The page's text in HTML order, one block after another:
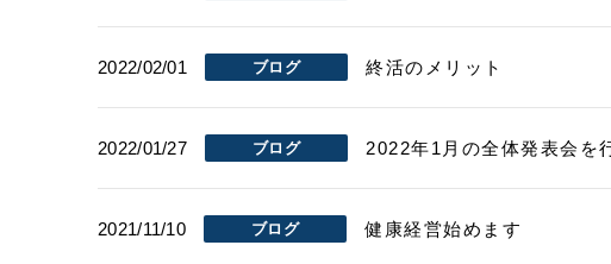
2022/02/01 ブログ 終活のメリット
2022/01/27 ブログ 2022年1月の全体発表会を
2021/11/10 ブログ 健康経営始めます